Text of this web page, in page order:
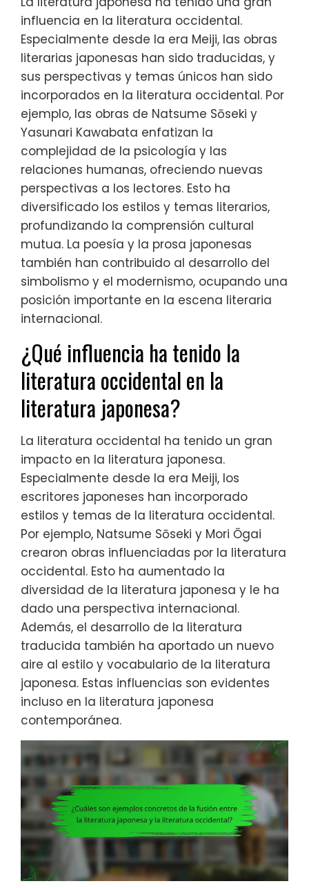
influencia en la literatura occidental.
Especialmente desde la era Meiji, las obras
literarias japonesas han sido traducidas, y
sus perspectivas y temas únicos han sido
incorporados en la literatura occidental. Por
ejemplo, las obras de Natsume Sōseki y
Yasunari Kawabata enfatizan la
complejidad de la psicología y las
relaciones humanas, ofreciendo nuevas
perspectivas a los lectores. Esto ha
diversificado los estilos y temas literarios,
profundizando la comprensión cultural
mutua. La poesía y la prosa japonesas
también han contribuido al desarrollo del
simbolismo y el modernismo, ocupando una
posición importante en la escena literaria
internacional.
¿Qué influencia ha tenido la
literatura occidental en la
literatura japonesa?
La literatura occidental ha tenido un gran
impacto en la literatura japonesa.
Especialmente desde la era Meiji, los
escritores japoneses han incorporado
estilos y temas de la literatura occidental.
Por ejemplo, Natsume Sōseki y Mori Ōgai
crearon obras influenciadas por la literatura
occidental. Esto ha aumentado la
diversidad de la literatura japonesa y le ha
dado una perspectiva internacional.
Además, el desarrollo de la literatura
traducida también ha aportado un nuevo
aire al estilo y vocabulario de la literatura
japonesa. Estas influencias son evidentes
incluso en la literatura japonesa
contemporánea.